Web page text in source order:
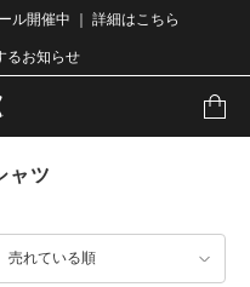
ル開催中 ｜ 詳細はこちら
るお知らせ
ャツ
売れている順